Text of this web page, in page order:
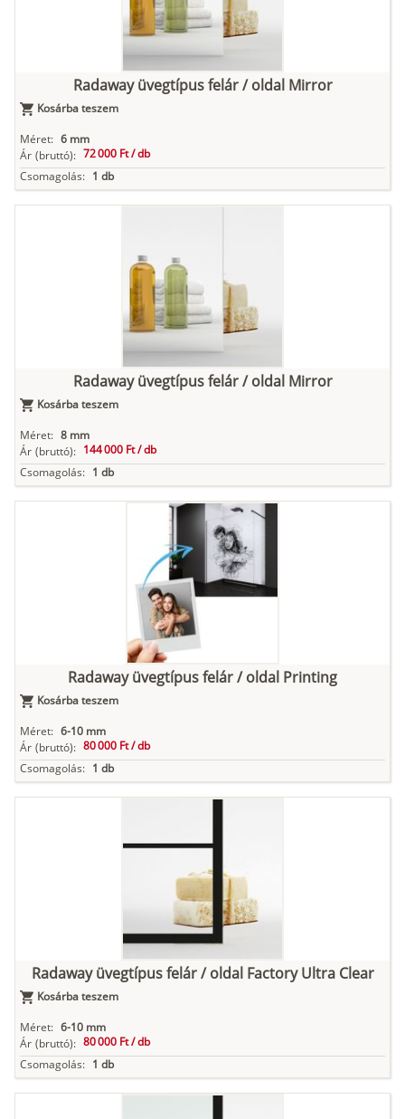
Radaway üvegtípus felár / oldal Mirror
Kosárba teszem
Méret: 6 mm
Ár (bruttó): 72 000 Ft /db
Csomagolás: 1 db
Radaway üvegtípus felár / oldal Mirror
Kosárba teszem
Méret: 8 mm
Ár (bruttó): 144 000 Ft /db
Csomagolás: 1 db
Radaway üvegtípus felár / oldal Printing
Kosárba teszem
Méret: 6-10 mm
Ár (bruttó): 80 000 Ft /db
Csomagolás: 1 db
Radaway üvegtípus felár / oldal Factory Ultra Clear
Kosárba teszem
Méret: 6-10 mm
Ár (bruttó): 80 000 Ft /db
Csomagolás: 1 db